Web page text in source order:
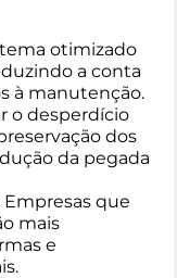
otimizado
a conta
à manutenção.
o desperdício
dos
da pegada
Empresas que
mais
e